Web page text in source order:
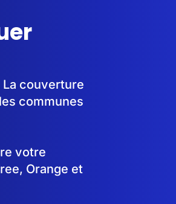
couverture
communes
votre
Orange et